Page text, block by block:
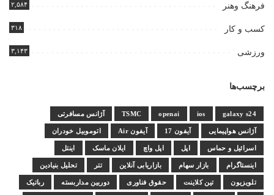
فرهنگ وهنر ۲,۵۸۴
کسب و کار ۳۱۸
ورزشی ۳,۱۴۳
برچسب‌ها
galaxy s24
ios
openai
TSMC آژانس مسافرتی
آژانس هواپیمایی آیفون 17 آیفون Air اتوموبیل خودران
اسرائیل و حماس اپل اپل واچ ایلان ماسک اینتل
اینستاگرام بازار سهام بازاریابی آنلاین تتر تحلیل بنیادین
تلویزیون تین کلاینت حقوق فناوری دوربین مداربسته رباتیک